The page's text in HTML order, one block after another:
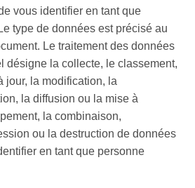
vous identifier en tant que
type de données est précisé au
Le traitement des données
désigne la collecte, le classement,
jour, la modification, la
la diffusion ou la mise à
la combinaison,
ou la destruction de données
en tant que personne